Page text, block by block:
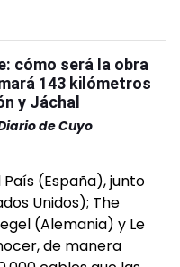
cómo será la obra
143 kilómetros
y Jáchal
de Cuyo
País (España), junto
Unidos); The
(Alemania) y Le
de manera